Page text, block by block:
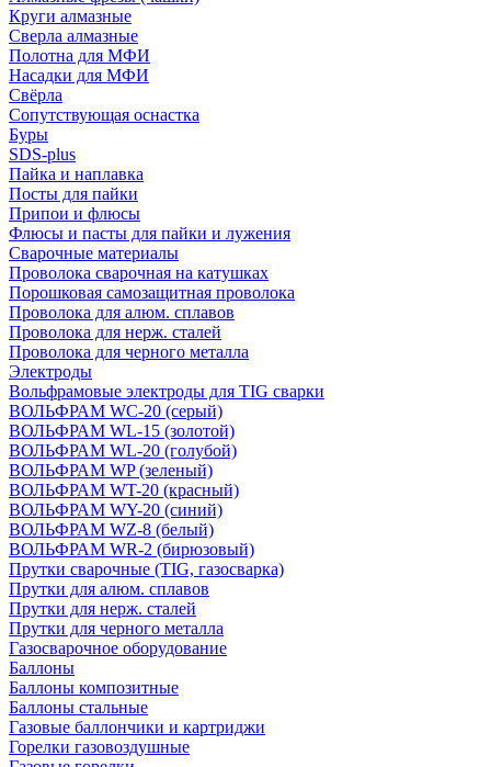
Круги алмазные
Сверла алмазные
Полотна для МФИ
Насадки для МФИ
Свёрла
Сопутствующая оснастка
Буры
SDS-plus
Пайка и наплавка
Посты для пайки
Припои и флюсы
Флюсы и пасты для пайки и лужения
Сварочные материалы
Проволока сварочная на катушках
Порошковая самозащитная проволока
Проволока для алюм. сплавов
Проволока для нерж. сталей
Проволока для черного металла
Электроды
Вольфрамовые электроды для TIG сварки
ВОЛЬФРАМ WC-20 (серый)
ВОЛЬФРАМ WL-15 (золотой)
ВОЛЬФРАМ WL-20 (голубой)
ВОЛЬФРАМ WP (зеленый)
ВОЛЬФРАМ WT-20 (красный)
ВОЛЬФРАМ WY-20 (синий)
ВОЛЬФРАМ WZ-8 (белый)
ВОЛЬФРАМ WR-2 (бирюзовый)
Прутки сварочные (TIG, газосварка)
Прутки для алюм. сплавов
Прутки для нерж. сталей
Прутки для черного металла
Газосварочное оборудование
Баллоны
Баллоны композитные
Баллоны стальные
Газовые баллончики и картриджи
Горелки газовоздушные